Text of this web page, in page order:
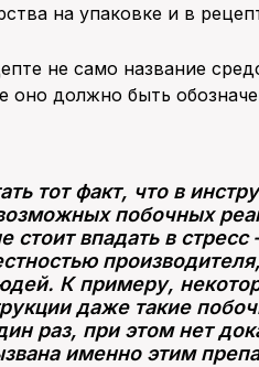
на упаковке и в
не само название
должно быть
тот факт, что в
побочных
впадать в стресс
К примеру,
даже такие
раз, при этом нет
именно этим